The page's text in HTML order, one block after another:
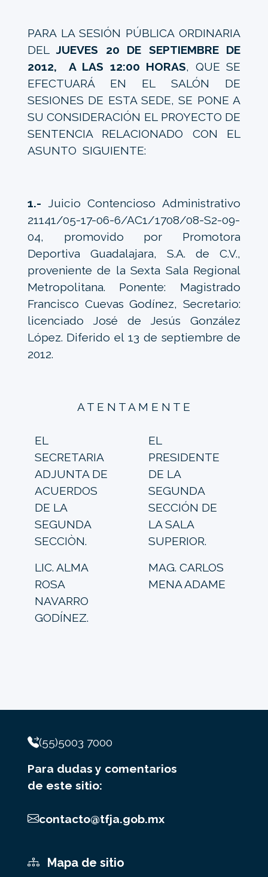
PARA LA SESIÓN PÚBLICA ORDINARIA
DELJUEVES 20 DE SEPTIEMBRE DE
2012, A LAS 12:00 HORAS, QUE SE
EFECTUARÁ EN EL SALÓN DE
SESIONES DE ESTA SEDE, SE PONE A
SU CONSIDERACIÓN EL PROYECTO DE
SENTENCIA RELACIONADO CON EL
ASUNTO SIGUIENTE:
1.- Juicio Contencioso Administrativo
21141/05-17-06-6/AC1/1708/08-S2-09-
04, promovido por Promotora
Deportiva Guadalajara, S.A. de C.V.,
proveniente de la Sexta Sala Regional
Metropolitana. Ponente: Magistrado
Francisco Cuevas Godínez, Secretario:
licenciado José de Jesús González
López. Diferido el 13 de septiembre de
2012.
A T E N T A M E N T E
EL
SECRETARIA
ADJUNTA DE
ACUERDOS
DE LA
SEGUNDA
SECCIÒN.
LIC. ALMA
ROSA
NAVARRO
GODÍNEZ.
EL
PRESIDENTE
DE LA
SEGUNDA
SECCIÓN DE
LA SALA
SUPERIOR.
MAG. CARLOS
MENA ADAME
(55)5003 7000
Para dudas y comentarios
de este sitio:
contacto@tfja.gob.mx
Mapa de sitio